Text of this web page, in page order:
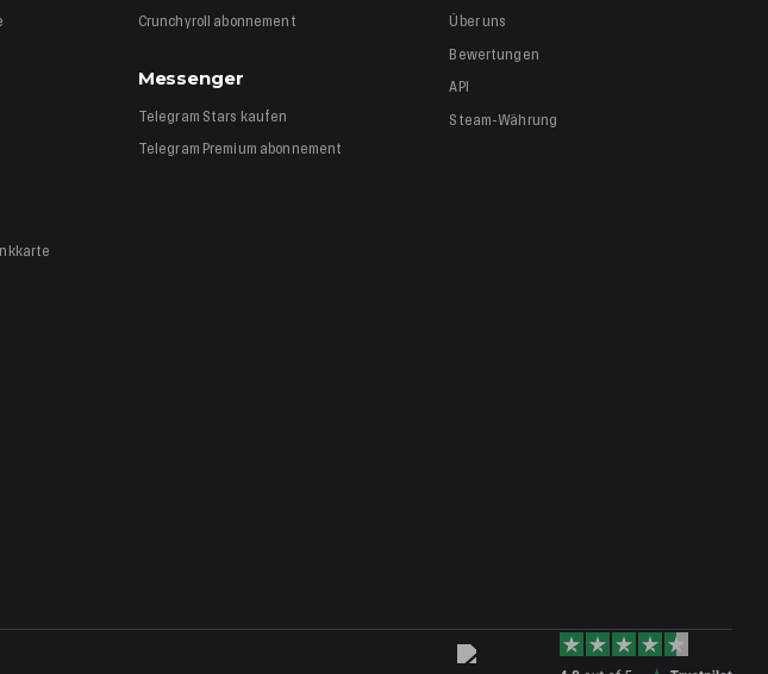
Crunchyroll abonnement
Messenger
Telegram Stars kaufen
Telegram Premium abonnement
Über uns
Bewertungen
API
Steam-Währung